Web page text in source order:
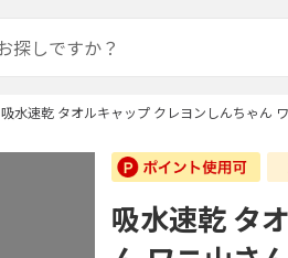
吸水速乾 タオルキャップ クレヨンしんちゃん
吸水速乾 タ